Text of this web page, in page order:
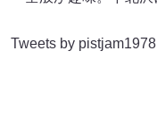
Tweets by pistjam1978